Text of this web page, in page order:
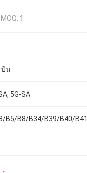
MOQ: 1
บิน
5G-SA